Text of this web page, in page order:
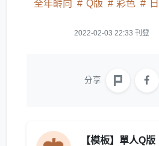
全年齡向 Q版 彩色
2022-02-03 22:33 刊登
分享
【模板】單人Q版